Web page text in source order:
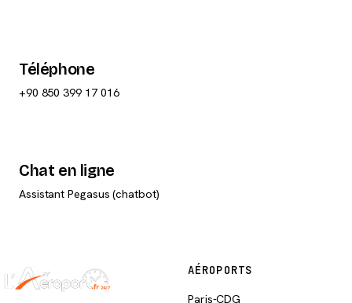
Téléphone
+90 850 399 17 016
Chat en ligne
Assistant Pegasus (chatbot)
AÉROPORTS
Paris-CDG